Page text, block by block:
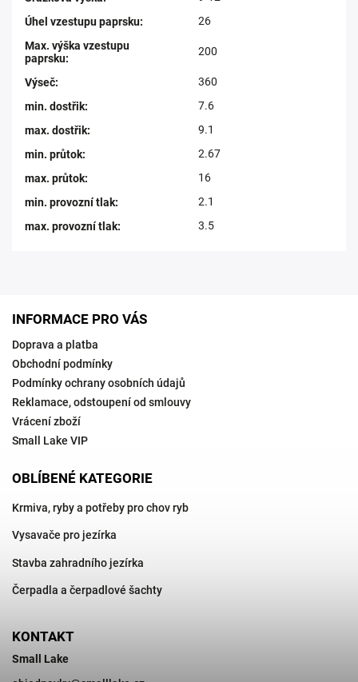
Úhel vzestupu paprsku:
26
Max. výška vzestupu
paprsku:
200
Výseč:
360
min. dostřik:
7.6
max. dostřik:
9.1
min. průtok:
2.67
max. průtok:
16
min. provozní tlak:
2.1
max. provozní tlak: 3.5
INFORMACE PRO VÁS
Doprava a platba
Obchodní podmínky
Podmínky ochrany osobních údajů
Reklamace, odstoupení od smlouvy
Vrácení zboží
Small Lake VIP
OBLÍBENÉ KATEGORIE
Krmiva, ryby a potřeby pro chov ryb
Vysavače pro jezírka
Stavba zahradního jezírka
Čerpadla a čerpadlové šachty
KONTAKT
Small Lake